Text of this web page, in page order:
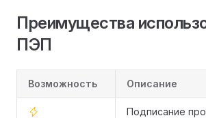
Преимущества
ПЭП
Возможность Описание
Подписание